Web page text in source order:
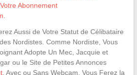
Abonnement
Aussi de Votre Statut de Célibataire
Nordistes. Comme Nordiste, Vous
Adopte Un Mec, Jacquie et
ou le Site de Petites Annonces
. Avec ou Sans Webcam, Vous Ferez la